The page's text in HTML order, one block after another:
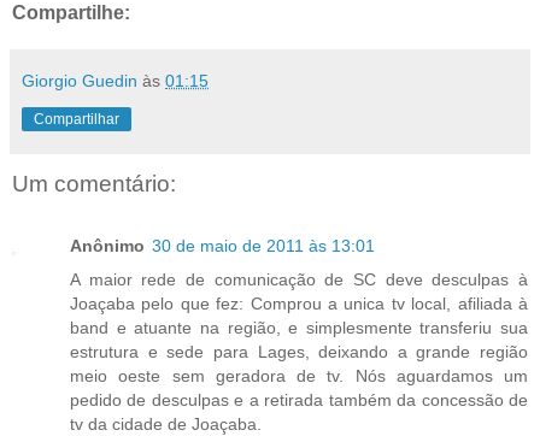
Compartilhe:
Giorgio Guedin às 01:15
Compartilhar
Um comentário:
Anônimo 30 de maio de 2011 às 13:01
A maior rede de comunicação de SC deve desculpas à
Joaçaba pelo que fez: Comprou a unica tv local, afiliada à
band e atuante na região, e simplesmente transferiu sua
estrutura e sede para Lages, deixando a grande região
meio oeste sem geradora de tv. Nós aguardamos um
pedido de desculpas e a retirada também da concessão de
tv da cidade de Joaçaba.